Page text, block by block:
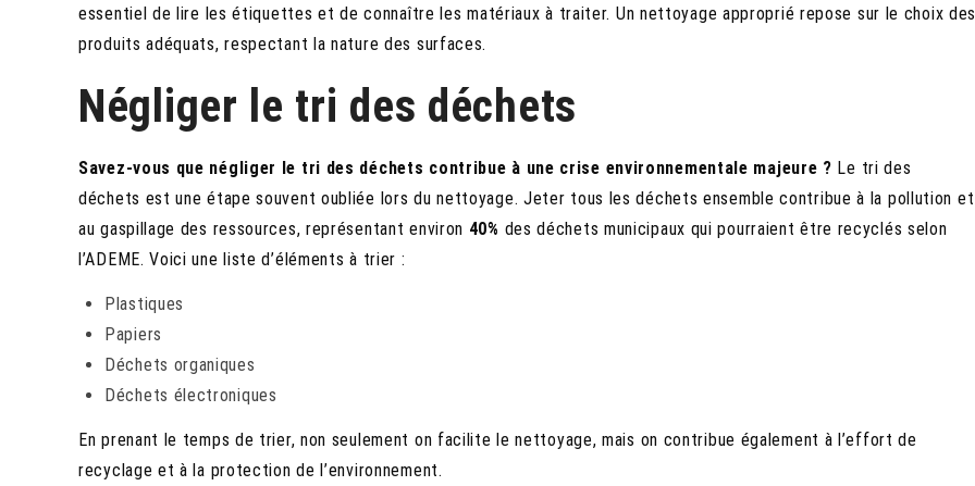
essentiel de lire les étiquettes et de connaître les matériaux à traiter. Un nettoyage approprié repose sur le choix des
produits adéquats, respectant la nature des surfaces.
Négliger le tri des déchets
Savez-vous que négliger le tri des déchets contribue à une crise environnementale majeure ? Le tri des
déchets est une étape souvent oubliée lors du nettoyage. Jeter tous les déchets ensemble contribue à la pollution et
au gaspillage des ressources, représentant environ 40% des déchets municipaux qui pourraient être recyclés selon
l’ADEME. Voici une liste d’éléments à trier :
Plastiques
Papiers
Déchets organiques
Déchets électroniques
En prenant le temps de trier, non seulement on facilite le nettoyage, mais on contribue également à l’effort de
recyclage et à la protection de l’environnement.